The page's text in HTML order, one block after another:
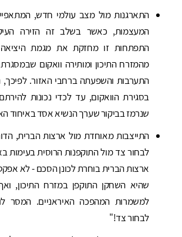
התארגנות מול מצב עולמי חדש,
המעצמות, כאשר בשלב זה הזירה
התפתחות זו מחזקת את מגמת
מהמזרח התיכון ומותירה וואקום
התערבות והשפעתה ברחבי האזור.
בסגירת הוואקום, עד לכדי נכונות
שנרמז בביקור שערך הנשיא אסד באיחוד
התייצבות מאוחדת מול ארצות הברית,
לבחור צד מול התוקפנות הרוסית בעימות
ארצות הברית בוחרת לכונן הסכם - לא
שהיא השחקן התוקפן במזרח התיכון,
למשמרות המהפכה האיראניים. המסר
לבחור צד!"